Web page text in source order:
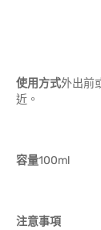
使用方式外出前
近。
容量100ml
注意事項